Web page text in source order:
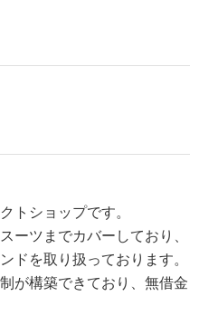
トショップです。
ーツまでカバーしており、
ドを取り扱っております。
が構築できており、無借金